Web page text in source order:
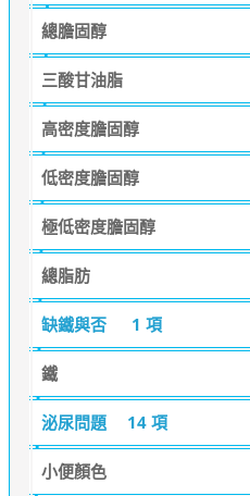
總膽固醇
三酸甘油脂
高密度膽固醇
低密度膽固醇
極低密度膽固醇
總脂肪
缺鐵與否 1 項
鐵
泌尿問題 14 項
小便顏色